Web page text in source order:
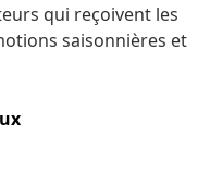
qui reçoivent les
saisonnières et